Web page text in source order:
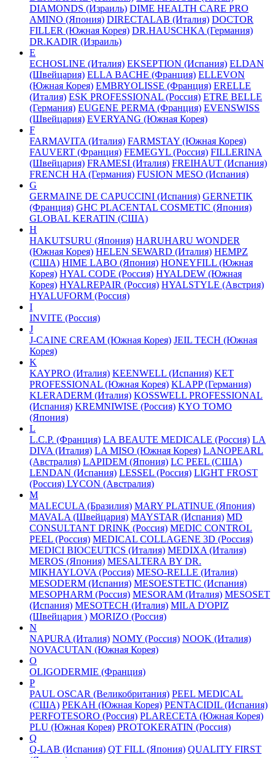
DIAMONDS (Израиль) DIME HEALTH CARE PRO
AMINO (Япония) DIRECTALAB (Италия) DOCTOR
FILLER (Южная Корея) DR.HAUSCHKA (Германия)
DR.KADIR (Израиль)
E
ECHOSLINE (Италия) EKSEPTION (Испания) ELDAN
(Швейцария) ELLA BACHE (Франция) ELLEVON
(Южная Корея) EMBRYOLISSE (Франция) ERELLE
(Италия) ESK PROFESSIONAL (Россия) ETRE BELLE
(Германия) EUGENE PERMA (Франция) EVENSWISS
(Швейцария) EVERYANG (Южная Корея)
F
FARMAVITA (Италия) FARMSTAY (Южная Корея)
FAUVERT (Франция) FEMEGYL (Россия) FILLERINA
(Швейцария) FRAMESI (Италия) FREIHAUT (Испания)
FRENCH HA (Германия) FUSION MESO (Испания)
G
GERMAINE DE CAPUCCINI (Испания) GERNETIK
(Франция) GHC PLACENTAL COSMETIC (Япония)
GLOBAL KERATIN (США)
H
HAKUTSURU (Япония) HARUHARU WONDER
(Южная Корея) HELEN SEWARD (Италия) HEMPZ
(США) HIME LABO (Япония) HONEYFILL (Южная
Корея) HYAL CODE (Россия) HYALDEW (Южная
Корея) HYALREPAIR (Россия) HYALSTYLE (Австрия)
HYALUFORM (Россия)
I
INVITE (Россия)
J
J-CAINE CREAM (Южная Корея) JEIL TECH (Южная
Корея)
K
KAYPRO (Италия) KEENWELL (Испания) KET
PROFESSIONAL (Южная Корея) KLAPP (Германия)
KLERADERM (Италия) KOSSWELL PROFESSIONAL
(Испания) KREMNIWISE (Россия) KYO TOMO
(Япония)
L
L.C.P. (Франция) LA BEAUTE MEDICALE (Россия) LA
DIVA (Италия) LA MISO (Южная Корея) LANOPEARL
(Австралия) LAPIDEM (Япония) LC PEEL (США)
LENDAN (Испания) LESSEL (Россия) LIGHT FROST
(Россия) LYCON (Австралия)
M
MALECULA (Бразилия) MARY PLATINUE (Япония)
MAVALA (Швейцария) MAYSTAR (Испания) MD
CONSULTANT DRINK (Россия) MEDIC CONTROL
PEEL (Россия) MEDICAL COLLAGENE 3D (Россия)
MEDICI BIOCEUTICS (Италия) MEDIXA (Италия)
MEROS (Япония) MESALTERA BY DR.
MIKHAYLOVA (Россия) MESO-RELLE (Италия)
MESODERM (Испания) MESOESTETIC (Испания)
MESOPHARM (Россия) MESORAM (Италия) MESOSET
(Испания) MESOTECH (Италия) MILA D'OPIZ
(Швейцария ) MORIZO (Россия)
N
NAPURA (Италия) NOMY (Россия) NOOK (Италия)
NOVACUTAN (Южная Корея)
O
OLIGODERMIE (Франция)
P
PAUL OSCAR (Великобритания) PEEL MEDICAL
(США) PEKAH (Южная Корея) PENTACIDIL (Испания)
PERFOTESORO (Россия) PLARECETA (Южная Корея)
PLU (Южная Корея) PROTOKERATIN (Россия)
Q
Q-LAB (Испания) QT FILL (Япония) QUALITY FIRST